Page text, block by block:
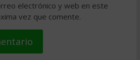
electrónico y web en este
vez que comente.